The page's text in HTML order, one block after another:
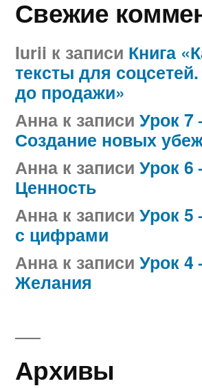
Свежие
Iurii к записи Книга
тексты для
до продажи»
Анна к записи Урок
Создание новых
Анна к записи Урок
Ценность
Анна к записи Урок
с цифрами
Анна к записи Урок
Желания
Архивы